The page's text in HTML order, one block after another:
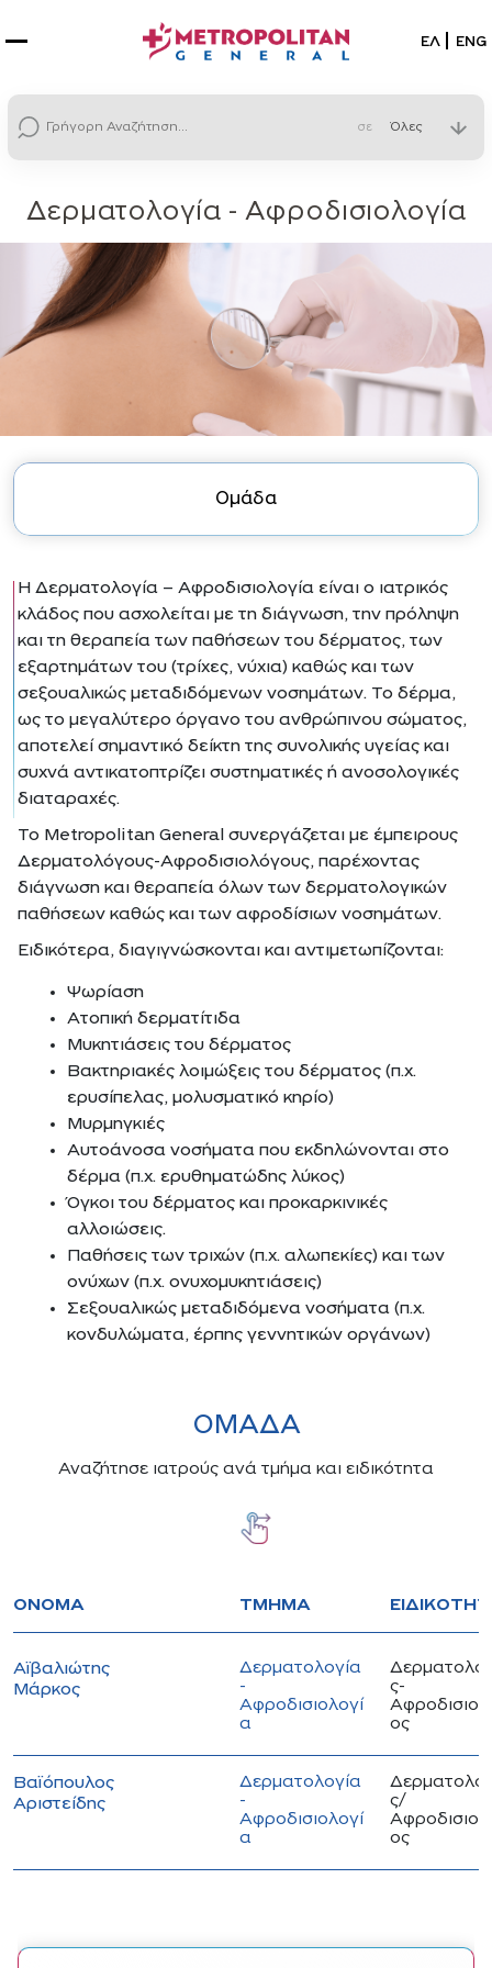
ΕΛ ENG
σε
Δερματολογία - Αφροδισιολογία
Ομάδα
Η Δερματολογία – Αφροδισιολογία είναι ο ιατρικός
κλάδος που ασχολείται με τη διάγνωση, την πρόληψη
και τη θεραπεία των παθήσεων του δέρματος, των
εξαρτημάτων του (τρίχες, νύχια) καθώς και των
σεξουαλικώς μεταδιδόμενων νοσημάτων. Το δέρμα,
ως το μεγαλύτερο όργανο του ανθρώπινου σώματος,
αποτελεί σημαντικό δείκτη της συνολικής υγείας και
συχνά αντικατοπτρίζει συστηματικές ή ανοσολογικές
διαταραχές.
Το Metropolitan General συνεργάζεται με έμπειρους
Δερματολόγους-Αφροδισιολόγους, παρέχοντας
διάγνωση και θεραπεία όλων των δερματολογικών
παθήσεων καθώς και των αφροδίσιων νοσημάτων.
Ειδικότερα, διαγιγνώσκονται και αντιμετωπίζονται:
Ψωρίαση
Ατοπική δερματίτιδα
Μυκητιάσεις του δέρματος
Βακτηριακές λοιμώξεις του δέρματος (π.χ.
ερυσίπελας, μολυσματικό κηρίο)
Μυρμηγκιές
Αυτοάνοσα νοσήματα που εκδηλώνονται στο
δέρμα (π.χ. ερυθηματώδης λύκος)
Όγκοι του δέρματος και προκαρκινικές
αλλοιώσεις.
Παθήσεις των τριχών (π.χ. αλωπεκίες) και των
ονύχων (π.χ. ονυχομυκητιάσεις)
Σεξουαλικώς μεταδιδόμενα νοσήματα (π.χ.
κονδυλώματα, έρπης γεννητικών οργάνων)
ΌΜΑΔΑ
Αναζήτησε ιατρούς ανά τμήμα και ειδικότητα
ΌΝΟΜΑ ΤΜΉΜΑ
Αϊβαλιώτης
Μάρκος
Δερματολογία
-
Αφροδισιολογί
α
ς-
ος
Βαϊόπουλος
Αριστείδης
Δερματολογία
-
Αφροδισιολογί
α
ς/
ος